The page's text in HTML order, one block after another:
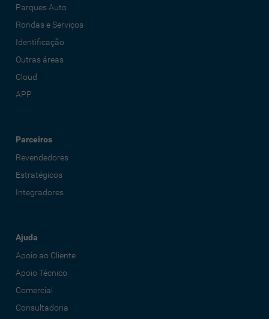
Parques Auto
Rondas e Serviços
Identificação
Outras áreas
Cloud
APP
Parceiros
Revendedores
Estratégicos
Integradores
Ajuda
Apoio ao Cliente
Apoio Técnico
Comercial
Consultadoria